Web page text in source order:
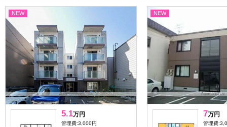
NEW
5.1万円
管理費:3,000円
NEW
7万円
管理費